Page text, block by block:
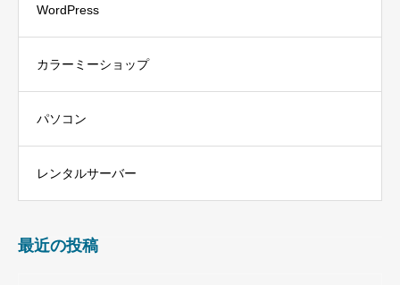
WordPress
カラーミーショップ
パソコン
レンタルサーバー
最近の投稿